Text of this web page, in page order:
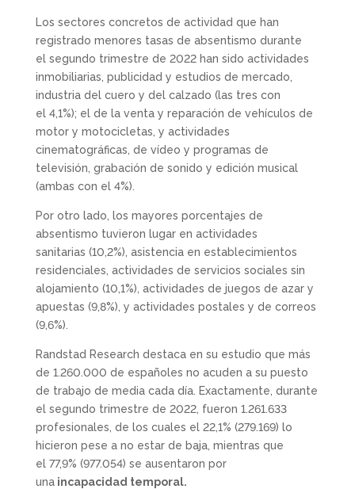
Los sectores concretos de actividad que han
registrado menores tasas de absentismo durante
el segundo trimestre de 2022 han sido actividades
inmobiliarias, publicidad y estudios de mercado,
industria del cuero y del calzado (las tres con
el 4,1%); el de la venta y reparación de vehículos de
motor y motocicletas, y actividades
cinematográficas, de vídeo y programas de
televisión, grabación de sonido y edición musical
(ambas con el 4%).
Por otro lado, los mayores porcentajes de
absentismo tuvieron lugar en actividades
sanitarias (10,2%), asistencia en establecimientos
residenciales, actividades de servicios sociales sin
alojamiento (10,1%), actividades de juegos de azar y
apuestas (9,8%), y actividades postales y de correos
(9,6%).
Randstad Research destaca en su estudio que más
de 1.260.000 de españoles no acuden a su puesto
de trabajo de media cada día. Exactamente, durante
el segundo trimestre de 2022, fueron 1.261.633
profesionales, de los cuales el 22,1% (279.169) lo
hicieron pese a no estar de baja, mientras que
el 77,9% (977.054) se ausentaron por
unaincapacidad temporal.